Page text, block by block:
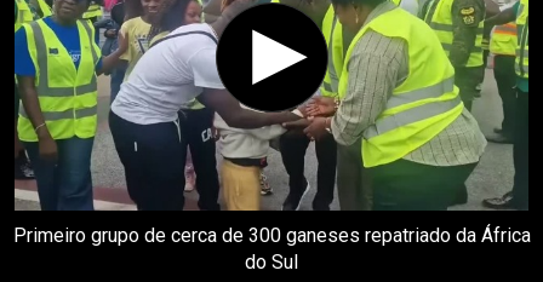
Primeiro grupo de cerca de 300 ganeses repatriado da África
do Sul